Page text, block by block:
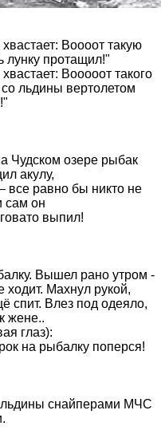
Воооот такую
лунку протащил!"
Вооооот такого
льдины вертолетом
Чудском озере рыбак
акулу,
все равно бы никто не
сам он
выпил!
Вышел рано утром -
ходит. Махнул рукой,
спит. Влез под одеяло,
жене..
глаз):
на рыбалку поперся!
льдины снайперами МЧС